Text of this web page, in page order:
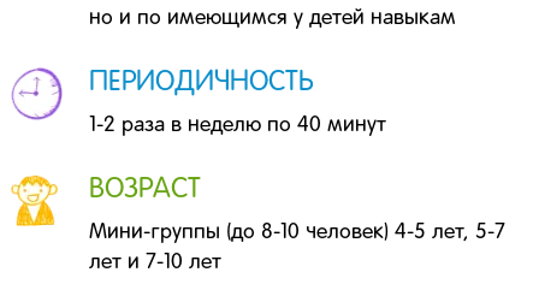
но и по имеющимся у детей навыкам
ПЕРИОДИЧНОСТЬ
1-2 раза в неделю по 40 минут
ВОЗРАСТ
Мини-группы (до 8-10 человек) 4-5 лет, 5-7
лет и 7-10 лет